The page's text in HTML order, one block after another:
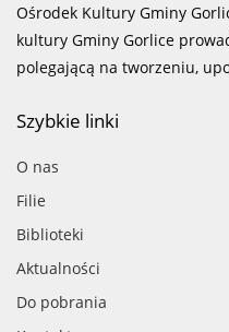
Ośrodek Kultury Gminy
kultury Gminy Gorlice
polegającą na tworzeniu,
Szybkie linki
O nas
Filie
Biblioteki
Aktualności
Do pobrania